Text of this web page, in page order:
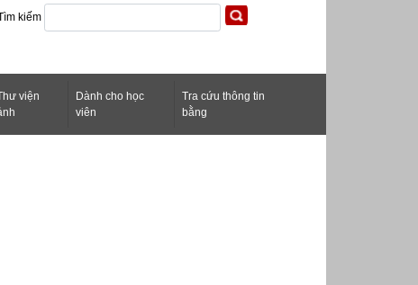
kiếm
viện
Dành cho học
viên
Tra cứu thông tin
bằng